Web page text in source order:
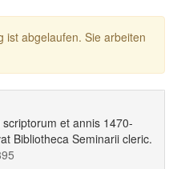
ist abgelaufen. Sie arbeiten
et annis 1470-
Bibliotheca Seminarii cleric.